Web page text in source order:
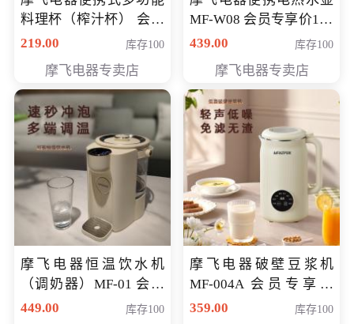
料理杯（榨汁杯） 会员
专享价118元
219.00 库存100
摩飞电器专卖店
MF-W08 会员专享价198
元
439.00 库存100
摩飞电器专卖店
摩飞电器恒温饮水机
（调奶器）MF-01 会员
专享价366元
449.00 库存100
摩飞电器破壁豆浆机
MF-004A 会员专享价
168元
359.00 库存100